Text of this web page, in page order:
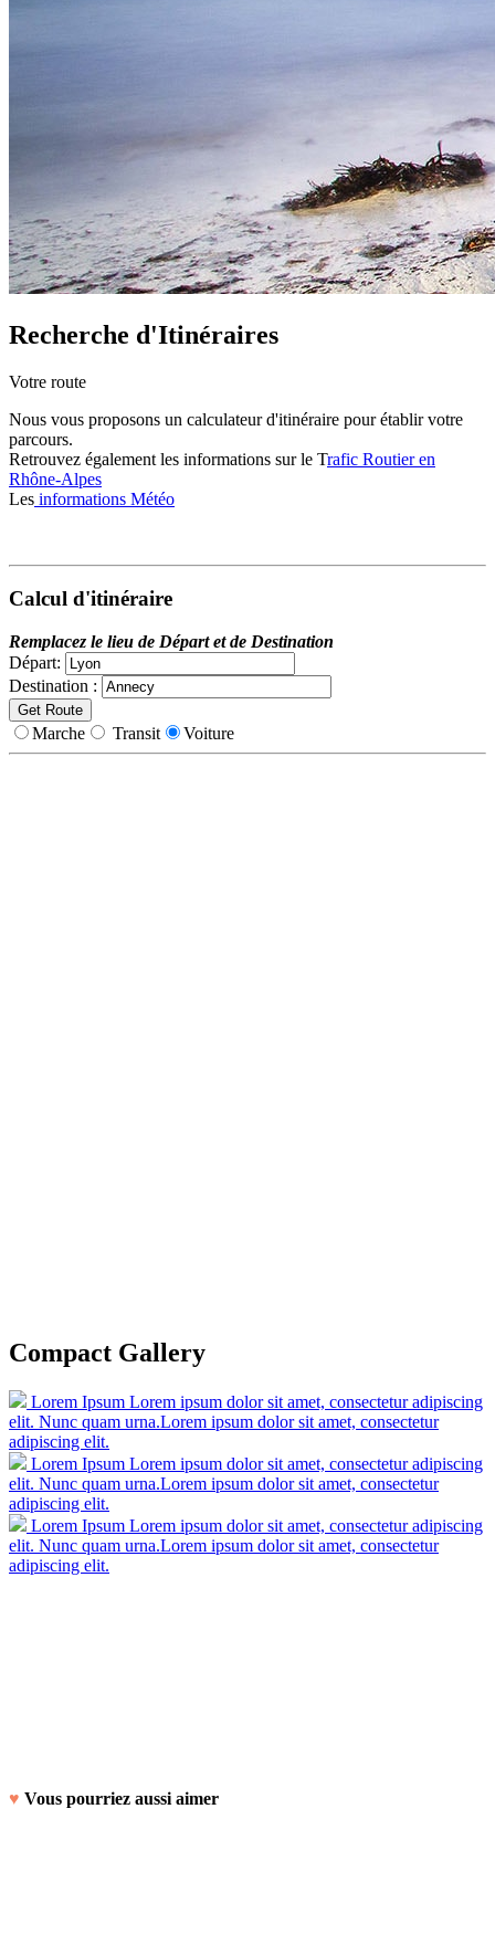
Recherche d'Itinéraires
Votre route
Nous vous proposons un calculateur d'itinéraire pour établir votre
parcours.
Retrouvez également les informations sur le Trafic Routier en
Rhône-Alpes
Les informations Météo
Calcul d'itinéraire
Remplacez le lieu de Départ et de Destination
Départ:
Destination :
Marche Transit Voiture
Compact Gallery
Lorem Ipsum Lorem ipsum dolor sit amet, consectetur adipiscing
elit. Nunc quam urna.Lorem ipsum dolor sit amet, consectetur
adipiscing elit.
Lorem Ipsum Lorem ipsum dolor sit amet, consectetur adipiscing
elit. Nunc quam urna.Lorem ipsum dolor sit amet, consectetur
adipiscing elit.
Lorem Ipsum Lorem ipsum dolor sit amet, consectetur adipiscing
elit. Nunc quam urna.Lorem ipsum dolor sit amet, consectetur
adipiscing elit.
♥ Vous pourriez aussi aimer